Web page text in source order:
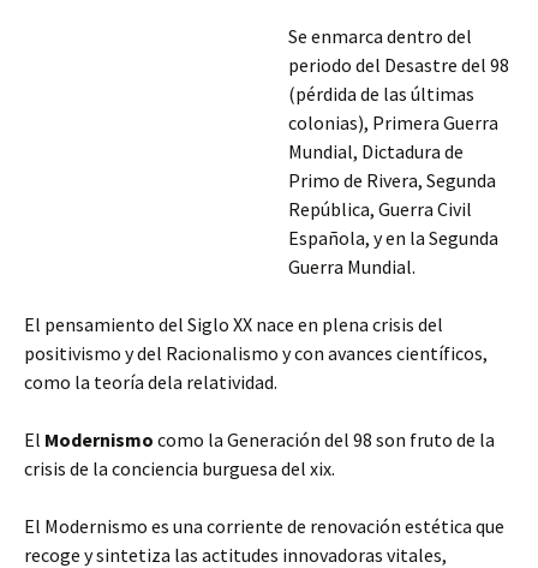
Se enmarca dentro del
periodo del Desastre del 98
(pérdida de las últimas
colonias), Primera Guerra
Mundial, Dictadura de
Primo de Rivera, Segunda
República, Guerra Civil
Española, y en la Segunda
Guerra Mundial.
El pensamiento del Siglo XX nace en plena crisis del
positivismo y del Racionalismo y con avances científicos,
como la teoría dela relatividad.
El Modernismo como la Generación del 98 son fruto de la
crisis de la conciencia burguesa del xix.
El Modernismo es una corriente de renovación estética que
recoge y sintetiza las actitudes innovadoras vitales,